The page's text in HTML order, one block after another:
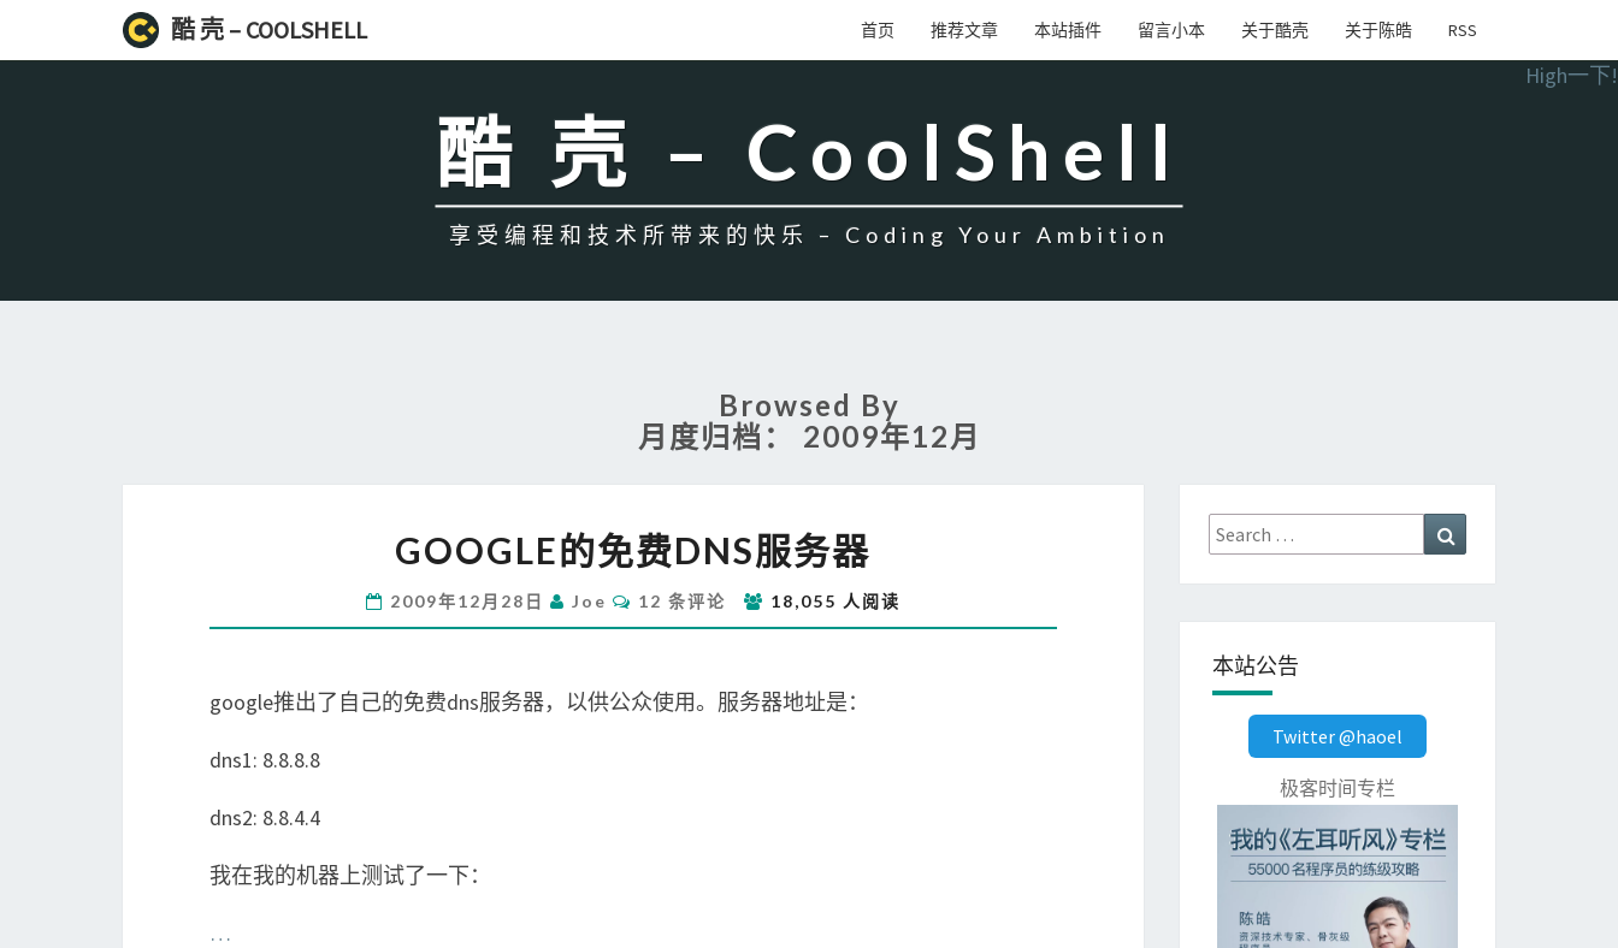
酷 壳 – COOLSHELL 首页 推荐文章 本站插件 留言小本 关于酷壳 关于陈皓 RSS
High一下!
酷 壳 – CoolShell
享受编程和技术所带来的快乐 – Coding Your Ambition
Browsed By
月度归档： 2009年12月
的
费
务
GOOGLE的免费DNS服务器
2009年12月28日 Joe
评
论
12 条评论 18,055 人阅读
google推出了自己的免费dns服务器，以供公众使用。服务器地址是：
dns1: 8.8.8.8
dns2: 8.8.4.4
我在我的机器上测试了一下：
…
Search
for:
本站公告
Twitter @haoel
极客时间专栏